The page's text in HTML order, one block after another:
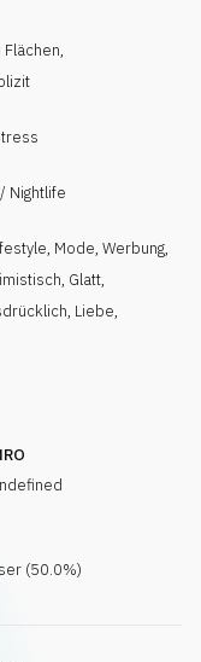
Nightlife
, Mode, Werbung,
, Glatt,
, Liebe,
(50.0%)